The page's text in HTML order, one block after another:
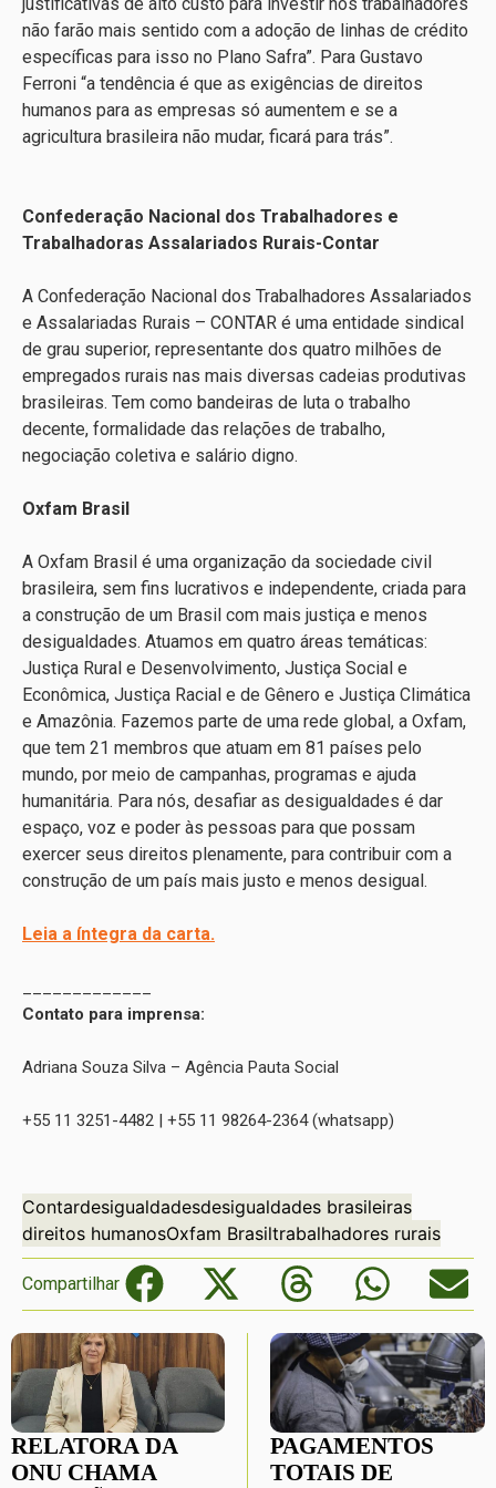
não farão mais sentido com a adoção de linhas de crédito
específicas para isso no Plano Safra”. Para Gustavo
Ferroni “a tendência é que as exigências de direitos
humanos para as empresas só aumentem e se a
agricultura brasileira não mudar, ficará para trás”.
Confederação Nacional dos Trabalhadores e
Trabalhadoras Assalariados Rurais-Contar
A Confederação Nacional dos Trabalhadores Assalariados
e Assalariadas Rurais – CONTAR é uma entidade sindical
de grau superior, representante dos quatro milhões de
empregados rurais nas mais diversas cadeias produtivas
brasileiras. Tem como bandeiras de luta o trabalho
decente, formalidade das relações de trabalho,
negociação coletiva e salário digno.
Oxfam Brasil
A Oxfam Brasil é uma organização da sociedade civil
brasileira, sem fins lucrativos e independente, criada para
a construção de um Brasil com mais justiça e menos
desigualdades. Atuamos em quatro áreas temáticas:
Justiça Rural e Desenvolvimento, Justiça Social e
Econômica, Justiça Racial e de Gênero e Justiça Climática
e Amazônia. Fazemos parte de uma rede global, a Oxfam,
que tem 21 membros que atuam em 81 países pelo
mundo, por meio de campanhas, programas e ajuda
humanitária. Para nós, desafiar as desigualdades é dar
espaço, voz e poder às pessoas para que possam
exercer seus direitos plenamente, para contribuir com a
construção de um país mais justo e menos desigual.
Leia a íntegra da carta.
Contato para imprensa:
Adriana Souza Silva – Agência Pauta Social
+55 11 3251-4482 | +55 11 98264-2364 (whatsapp)
Contardesigualdadesdesigualdades brasileiras
direitos humanosOxfam Brasiltrabalhadores rurais
Compartilhar
RELATORA DA
ONU CHAMA
PAGAMENTOS
TOTAIS DE